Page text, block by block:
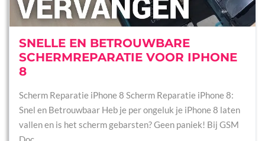
SNELLE EN BETROUWBARE
SCHERMREPARATIE VOOR IPHONE
8
Scherm Reparatie iPhone 8 Scherm Reparatie iPhone 8:
Snel en Betrouwbaar Heb je per ongeluk je iPhone 8 laten
vallen en is het scherm gebarsten? Geen paniek! Bij GSM